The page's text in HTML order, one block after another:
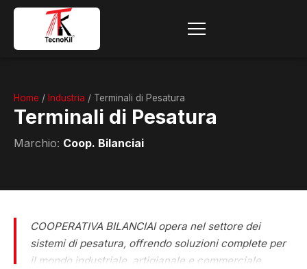
Home / Industria / Terminali di Pesatura
Terminali di Pesatura
Marchio: Coop. Bilanciai
COOPERATIVA BILANCIAI opera nel settore dei
sistemi di pesatura, offrendo soluzioni complete per
il mondo industriale, artigianale e commerciale.